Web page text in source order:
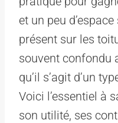
et un peu
présent sur les
souvent confondu
qu’il s’agit d’un
Voici l’essentiel à
son utilité, ses